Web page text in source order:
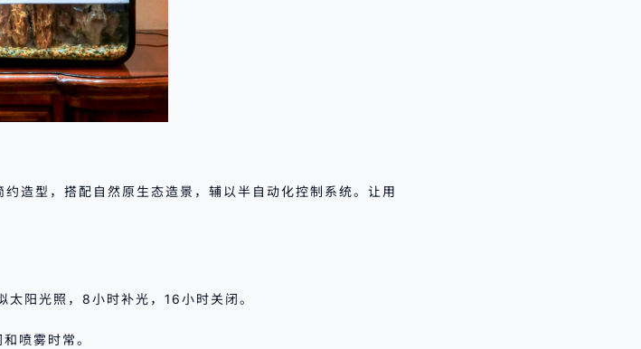
造型，搭配自然原生态造景，辅以半自动化控制系统。让用
阳光照，8小时补光，16小时关闭。
喷雾时常。